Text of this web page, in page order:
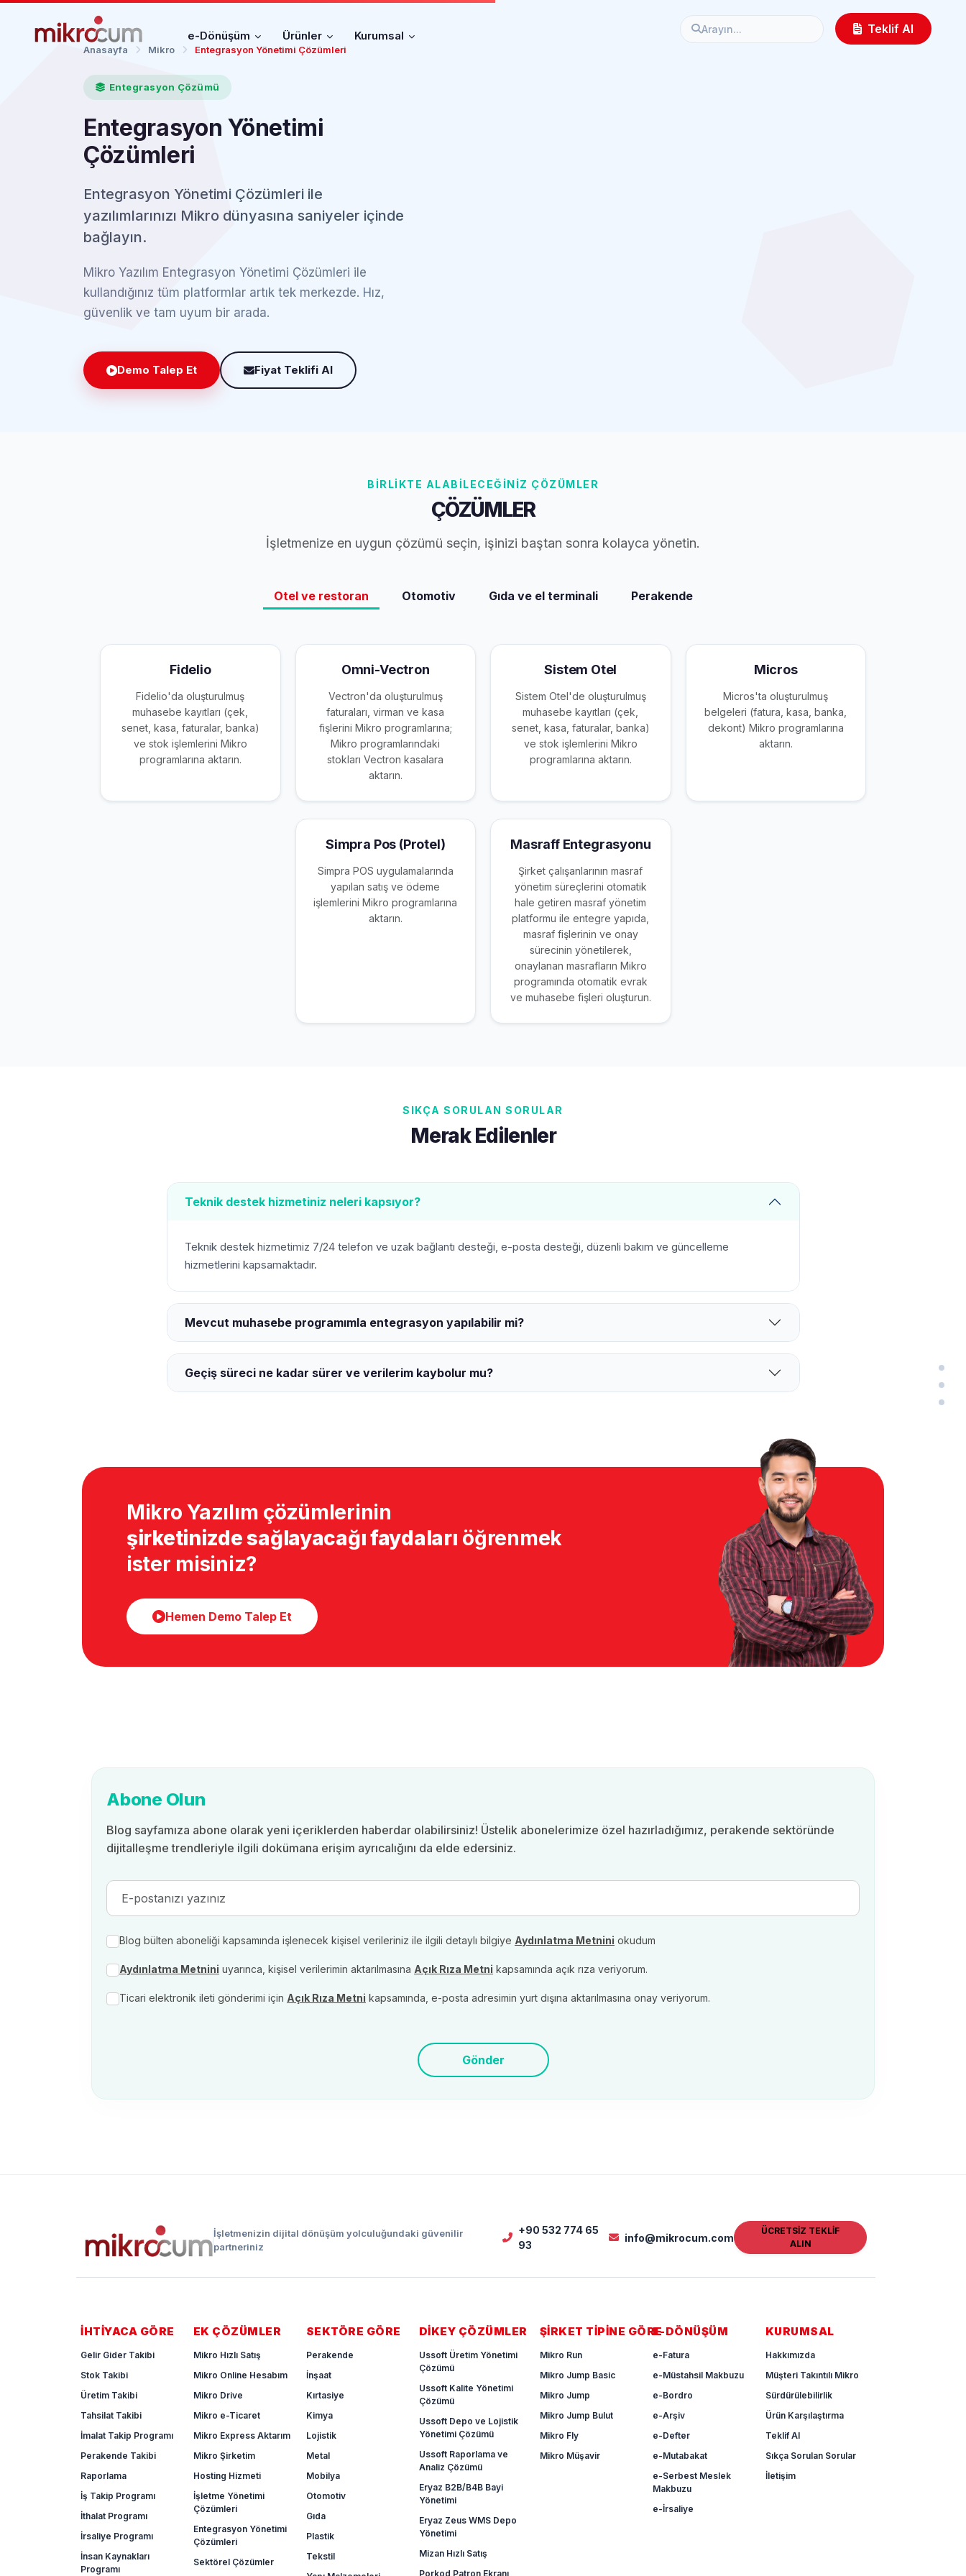
Arayın... Teklif Al
e-Dönüşüm Ürünler Kurumsal
Anasayfa Mikro Entegrasyon Yönetimi Çözümleri
Entegrasyon Çözümü
Entegrasyon Yönetimi
Çözümleri
Entegrasyon Yönetimi Çözümleri ile
yazılımlarınızı Mikro dünyasına saniyeler içinde
bağlayın.
Mikro Yazılım Entegrasyon Yönetimi Çözümleri ile
kullandığınız tüm platformlar artık tek merkezde. Hız,
güvenlik ve tam uyum bir arada.
Demo Talep Et Fiyat Teklifi Al
BİRLİKTE ALABİLECEĞİNİZ ÇÖZÜMLER
ÇÖZÜMLER
İşletmenize en uygun çözümü seçin, işinizi baştan sonra kolayca yönetin.
Otel ve restoran Otomotiv Gıda ve el terminali Perakende
Fidelio
Fidelio'da oluşturulmuş
muhasebe kayıtları (çek,
senet, kasa, faturalar, banka)
ve stok işlemlerini Mikro
programlarına aktarın.
Omni-Vectron
Vectron'da oluşturulmuş
faturaları, virman ve kasa
fişlerini Mikro programlarına;
Mikro programlarındaki
stokları Vectron kasalara
aktarın.
Sistem Otel
Sistem Otel'de oluşturulmuş
muhasebe kayıtları (çek,
senet, kasa, faturalar, banka)
ve stok işlemlerini Mikro
programlarına aktarın.
Micros
Micros'ta oluşturulmuş
belgeleri (fatura, kasa, banka,
dekont) Mikro programlarına
aktarın.
Simpra Pos (Protel)
Simpra POS uygulamalarında
yapılan satış ve ödeme
işlemlerini Mikro programlarına
aktarın.
Masraff Entegrasyonu
Şirket çalışanlarının masraf
yönetim süreçlerini otomatik
hale getiren masraf yönetim
platformu ile entegre yapıda,
masraf fişlerinin ve onay
sürecinin yönetilerek,
onaylanan masrafların Mikro
programında otomatik evrak
ve muhasebe fişleri oluşturun.
SIKÇA SORULAN SORULAR
Merak Edilenler
Teknik destek hizmetiniz neleri kapsıyor?
Teknik destek hizmetimiz 7/24 telefon ve uzak bağlantı desteği, e-posta desteği, düzenli bakım ve güncelleme
hizmetlerini kapsamaktadır.
Mevcut muhasebe programımla entegrasyon yapılabilir mi?
Geçiş süreci ne kadar sürer ve verilerim kaybolur mu?
Mikro Yazılım çözümlerinin
şirketinizde sağlayacağı faydaları öğrenmek
ister misiniz?
Hemen Demo Talep Et
Abone Olun
Blog sayfamıza abone olarak yeni içeriklerden haberdar olabilirsiniz! Üstelik abonelerimize özel hazırladığımız, perakende sektöründe
dijitalleşme trendleriyle ilgili dokümana erişim ayrıcalığını da elde edersiniz.
Blog bülten aboneliği kapsamında işlenecek kişisel verileriniz ile ilgili detaylı bilgiye Aydınlatma Metnini okudum
Aydınlatma Metnini uyarınca, kişisel verilerimin aktarılmasına Açık Rıza Metni kapsamında açık rıza veriyorum.
Ticari elektronik ileti gönderimi için Açık Rıza Metni kapsamında, e-posta adresimin yurt dışına aktarılmasına onay veriyorum.
Gönder
İşletmenizin dijital dönüşüm yolculuğundaki güvenilir
partneriniz
+90 532 774 65
93
info@mikrocum.com
ÜCRETSİZ TEKLİF
ALIN
İHTIYACA GÖRE
Gelir Gider Takibi
Stok Takibi
Üretim Takibi
Tahsilat Takibi
İmalat Takip Programı
Perakende Takibi
Raporlama
İş Takip Programı
İthalat Programı
İrsaliye Programı
İnsan Kaynakları
Programı
EK ÇÖZÜMLER
Mikro Hızlı Satış
Mikro Online Hesabım
Mikro Drive
Mikro e-Ticaret
Mikro Express Aktarım
Mikro Şirketim
Hosting Hizmeti
İşletme Yönetimi
Çözümleri
Entegrasyon Yönetimi
Çözümleri
Sektörel Çözümler
SEKTÖRE GÖRE
Perakende
İnşaat
Kırtasiye
Kimya
Lojistik
Metal
Mobilya
Otomotiv
Gıda
Plastik
Tekstil
DIKEY ÇÖZÜMLER
Ussoft Üretim Yönetimi
Çözümü
Ussoft Kalite Yönetimi
Çözümü
Ussoft Depo ve Lojistik
Yönetimi Çözümü
Ussoft Raporlama ve
Analiz Çözümü
Eryaz B2B/B4B Bayi
Yönetimi
Eryaz Zeus WMS Depo
Yönetimi
Mizan Hızlı Satış
Porkod Patron Ekranı
ŞIRKET TIPINE GÖRE
Mikro Run
Mikro Jump Basic
Mikro Jump
Mikro Jump Bulut
Mikro Fly
Mikro Müşavir
E-DÖNÜŞÜM
e-Fatura
e-Müstahsil Makbuzu
e-Bordro
e-Arşiv
e-Defter
e-Mutabakat
e-Serbest Meslek
Makbuzu
e-İrsaliye
KURUMSAL
Hakkımızda
Müşteri Takıntılı Mikro
Sürdürülebilirlik
Ürün Karşılaştırma
Teklif Al
Sıkça Sorulan Sorular
İletişim